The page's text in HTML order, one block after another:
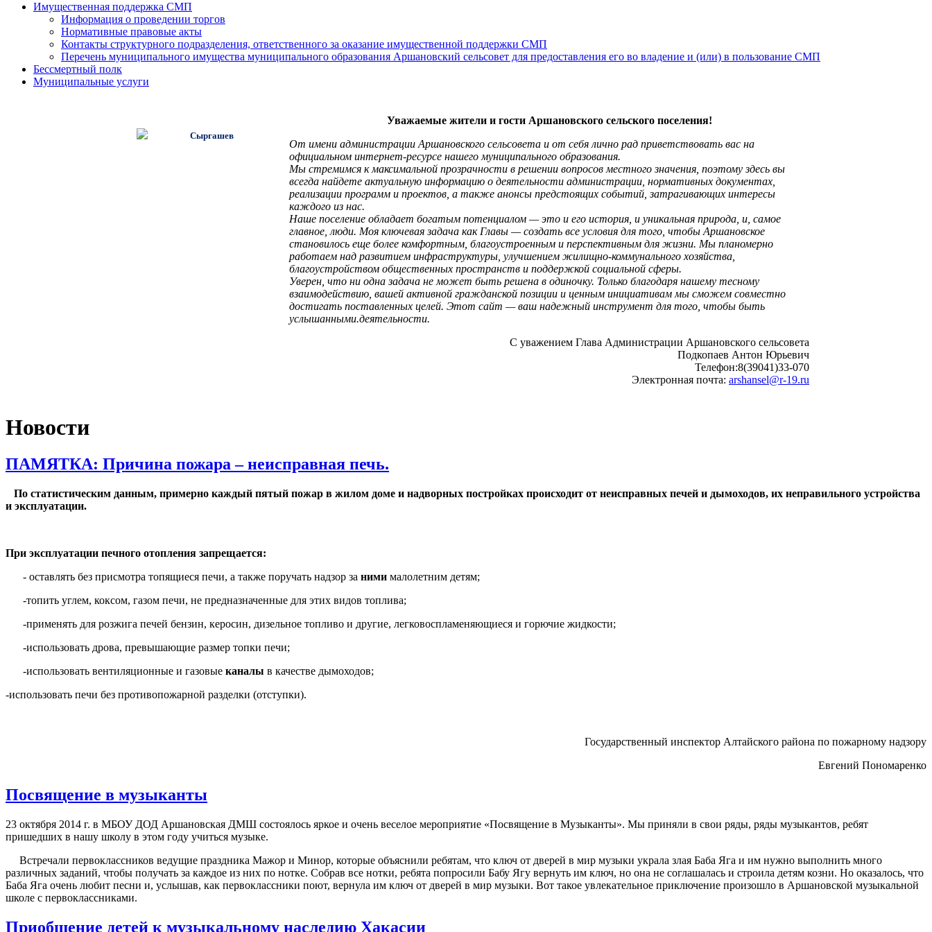
Имущественная поддержка СМП
Информация о проведении торгов
Нормативные правовые акты
Контакты структурного подразделения, ответственного за оказание имущественной поддержки СМП
Перечень муниципального имущества муниципального образования Аршановский сельсовет для предоставления его во владение и (или) в пользование СМП
Бессмертный полк
Муниципальные услуги
Уважаемые жители и гости Аршановского сельского поселения!
От имени администрации Аршановского сельсовета и от себя лично рад приветствовать вас на
официальном интернет-ресурсе нашего муниципального образования.
Мы стремимся к максимальной прозрачности в решении вопросов местного значения, поэтому здесь вы
всегда найдете актуальную информацию о деятельности администрации, нормативных документах,
реализации программ и проектов, а также анонсы предстоящих событий, затрагивающих интересы
каждого из нас.
Наше поселение обладает богатым потенциалом — это и его история, и уникальная природа, и, самое
главное, люди. Моя ключевая задача как Главы — создать все условия для того, чтобы Аршановское
становилось еще более комфортным, благоустроенным и перспективным для жизни. Мы планомерно
работаем над развитием инфраструктуры, улучшением жилищно-коммунального хозяйства,
благоустройством общественных пространств и поддержкой социальной сферы.
Уверен, что ни одна задача не может быть решена в одиночку. Только благодаря нашему тесному
взаимодействию, вашей активной гражданской позиции и ценным инициативам мы сможем совместно
достигать поставленных целей. Этот сайт — ваш надежный инструмент для того, чтобы быть
услышанными.деятельности.
С уважением Глава Администрации Аршановского сельсовета
Подкопаев Антон Юрьевич
Телефон:8(39041)33-070
Электронная почта: arshansel@r-19.ru
Новости
ПАМЯТКА: Причина пожара – неисправная печь.
По статистическим данным, примерно каждый пятый пожар в жилом доме и надворных постройках происходит от неисправных печей и дымоходов, их неправильного устройства
и эксплуатации.
При эксплуатации печного отопления запрещается:
- оставлять без присмотра топящиеся печи, а также поручать надзор за ними малолетним детям;
-топить углем, коксом, газом печи, не предназначенные для этих видов топлива;
-применять для розжига печей бензин, керосин, дизельное топливо и другие, легковоспламеняющиеся и горючие жидкости;
-использовать дрова, превышающие размер топки печи;
-использовать вентиляционные и газовые каналы в качестве дымоходов;
-использовать печи без противопожарной разделки (отступки).
Государственный инспектор Алтайского района по пожарному надзору
Евгений Пономаренко
Посвящение в музыканты
23 октября 2014 г. в МБОУ ДОД Аршановская ДМШ состоялось яркое и очень веселое мероприятие «Посвящение в Музыканты». Мы приняли в свои ряды, ряды музыкантов, ребят
пришедших в нашу школу в этом году учиться музыке.
Встречали первоклассников ведущие праздника Мажор и Минор, которые объяснили ребятам, что ключ от дверей в мир музыки украла злая Баба Яга и им нужно выполнить много
различных заданий, чтобы получать за каждое из них по нотке. Собрав все нотки, ребята попросили Бабу Ягу вернуть им ключ, но она не соглашалась и строила детям козни. Но оказалось, что
Баба Яга очень любит песни и, услышав, как первоклассники поют, вернула им ключ от дверей в мир музыки. Вот такое увлекательное приключение произошло в Аршановской музыкальной
школе с первоклассниками.
Приобщение детей к музыкальному наследию Хакасии